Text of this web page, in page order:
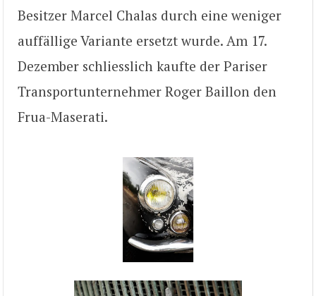
Besitzer Marcel Chalas durch eine weniger
auffällige Variante ersetzt wurde. Am 17.
Dezember schliesslich kaufte der Pariser
Transportunternehmer Roger Baillon den
Frua-Maserati.